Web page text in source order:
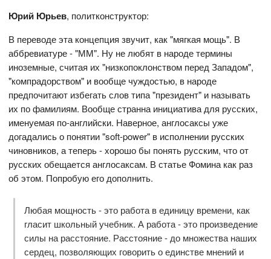
Юрий Юрьев, политконструктор:
В переводе эта концепция звучит, как "мягкая мощь". В
аббревиатуре - "ММ". Ну не любят в народе термины
иноземные, считая их "низкопоклонством перед Западом",
"компрадорством" и вообще чуждостью, в народе
предпочитают избегать слов типа "президент" и называть
их по фамилиям. Вообще странна инициатива для русских,
именуемая по-английски. Наверное, англосаксы уже
догадались о понятии "soft-power" в исполнении русских
чиновников, а теперь - хорошо бы понять русским, что от
русских обещается англосаксам. В статье Фомина как раз
об этом. Попробую его дополнить.
Любая мощность - это работа в единицу времени, как
гласит школьный учебник. А работа - это произведение
силы на расстояние. Расстояние - до множества наших
сердец, позволяющих говорить о единстве мнений и